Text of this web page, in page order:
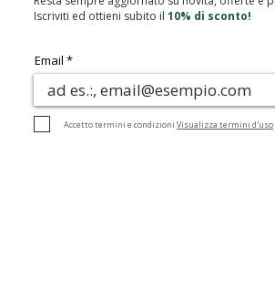
Email
Accetto termini e condizioni Visualizza termini d'uso
Iscriviti ed ottieni subito il 10% di sconto!